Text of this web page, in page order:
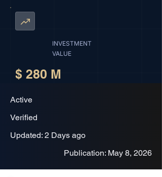
INVESTMENT
VALUE
$ 280 M
Active
Verified
Updated: 2 Days ago
Publication: May 8, 2026